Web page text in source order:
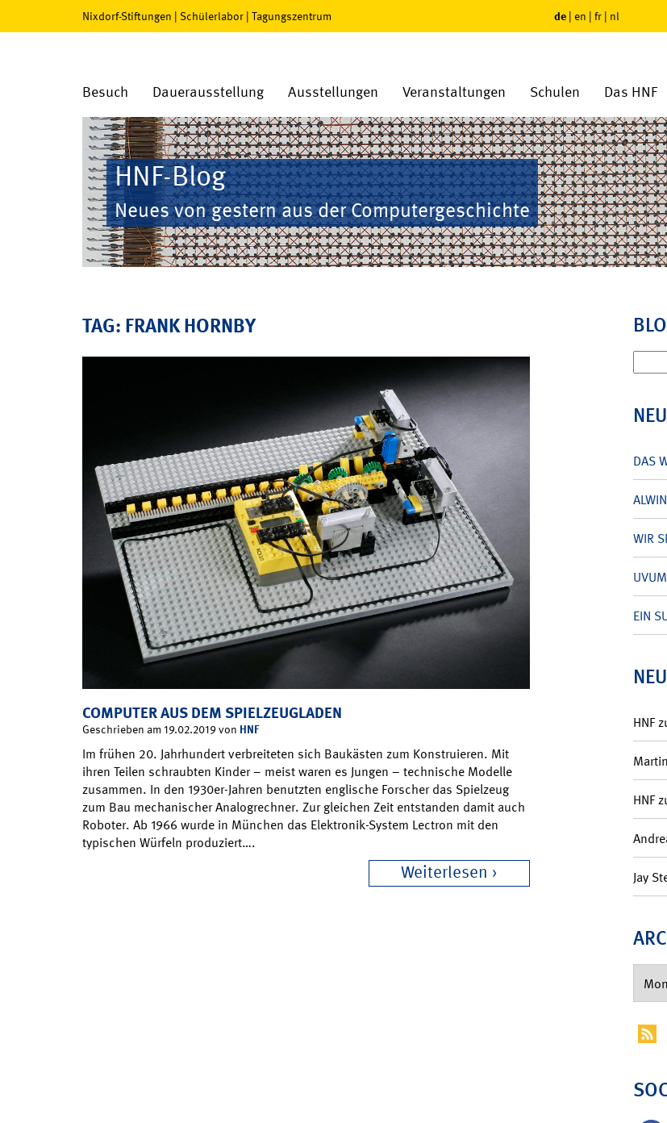
Nixdorf-Stiftungen | Schülerlabor | Tagungszentrum de | en | fr | nl
Besuch Dauerausstellung Ausstellungen Veranstaltungen Schulen Das HNF
HNF-Blog
Neues von gestern aus der Computergeschichte
TAG: FRANK HORNBY
COMPUTER AUS DEM SPIELZEUGLADEN
Geschrieben am 19.02.2019 von HNF
Im frühen 20. Jahrhundert verbreiteten sich Baukästen zum Konstruieren. Mit
ihren Teilen schraubten Kinder – meist waren es Jungen – technische Modelle
zusammen. In den 1930er-Jahren benutzten englische Forscher das Spielzeug
zum Bau mechanischer Analogrechner. Zur gleichen Zeit entstanden damit auch
Roboter. Ab 1966 wurde in München das Elektronik-System Lectron mit den
typischen Würfeln produziert….
Weiterlesen
nach:
DAS
WIR
EIN
HNF
HNF
Jay